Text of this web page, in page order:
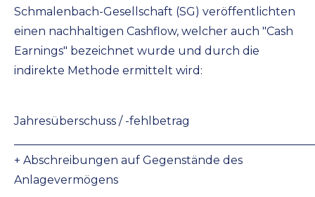
Schmalenbach-Gesellschaft (SG) veröffentlichten
einen nachhaltigen Cashflow, welcher auch "Cash
Earnings" bezeichnet wurde und durch die
indirekte Methode ermittelt wird:
Jahresüberschuss / -fehlbetrag
+ Abschreibungen auf Gegenstände des
Anlagevermögens